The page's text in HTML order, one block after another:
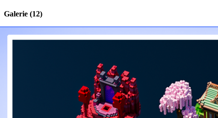
Galerie (12)
Miniaturansichten ausblenden